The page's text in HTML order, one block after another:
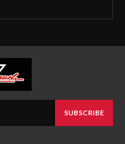
SUBSCRIBE